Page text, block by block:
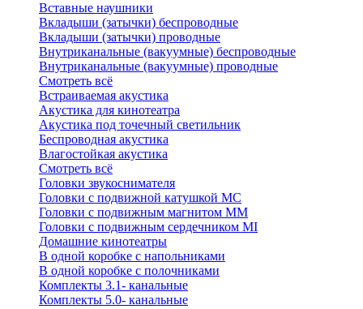
Вставные наушники
Вкладыши (затычки) беспроводные
Вкладыши (затычки) проводные
Внутриканальные (вакуумные) беспроводные
Внутриканальные (вакуумные) проводные
Смотреть всё
Встраиваемая акустика
Акустика для кинотеатра
Акустика под точечный светильник
Беспроводная акустика
Влагостойкая акустика
Смотреть всё
Головки звукоснимателя
Головки с подвижной катушкой MC
Головки с подвижным магнитом ММ
Головки с подвижным сердечником MI
Домашние кинотеатры
В одной коробке с напольниками
В одной коробке с полочниками
Комплекты 3.1- канальные
Комплекты 5.0- канальные